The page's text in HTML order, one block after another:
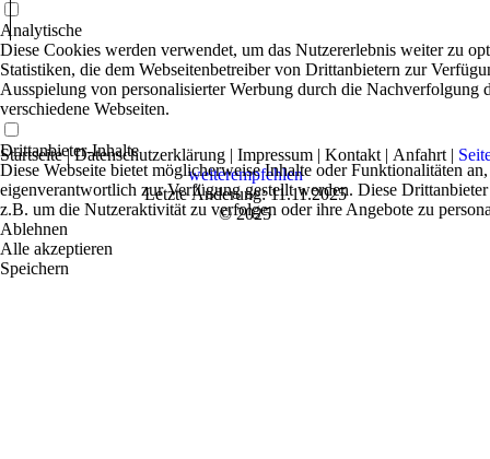
Startseite|Datenschutzerklärung | Impressum | Kontakt | Anfahrt |
weiterempfehlen
Letzte Änderung: 11.11.2025
© 2025
Analytische
Diese Cookies werden verwendet, um das Nutzererlebnis weiter zu
Statistiken, die dem Webseitenbetreiber von Drittanbietern zur
Ausspielung von personalisierter Werbung durch die Nachverfolgung
verschiedene Webseiten.
Drittanbieter-Inhalte
Diese Webseite bietet möglicherweise Inhalte oder Funktionalitäten
eigenverantwortlich zur Verfügung gestellt werden. Diese
z.B. um die Nutzeraktivität zu verfolgen oder ihre Angebote zu
Ablehnen
Alle akzeptieren
Speichern